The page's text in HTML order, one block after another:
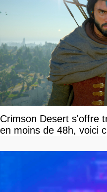
Crimson Desert s'offre
en moins de 48h, voici